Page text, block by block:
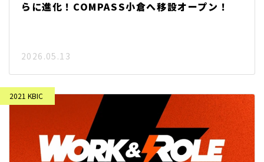
らに進化！COMPASS小倉へ移設オープン！
2026.05.13